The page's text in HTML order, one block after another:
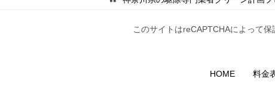
このサイトはreCAPTCHAによって
HOME 料金